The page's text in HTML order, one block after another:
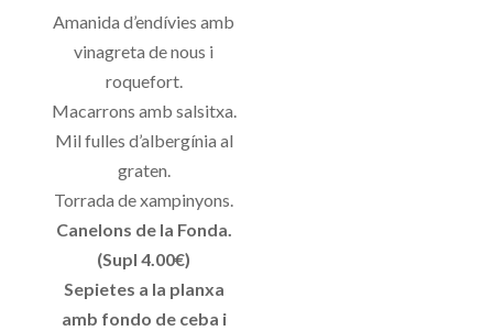
Amanida d’endívies amb
vinagreta de nous i
roquefort.
Macarrons amb salsitxa.
Mil fulles d’albergínia al
graten.
Torrada de xampinyons.
Canelons de la Fonda.
(Supl 4.00€)
Sepietes a la planxa
amb fondo de ceba i